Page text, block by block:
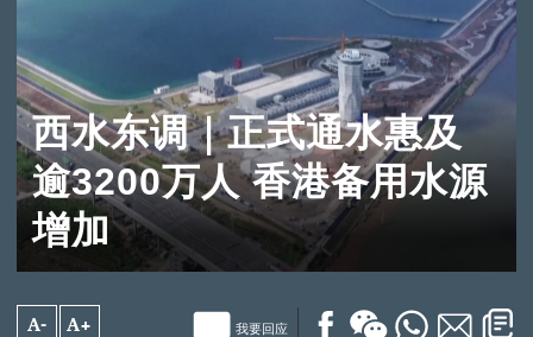
西水东调｜正式通水惠及
逾3200万人 香港备用水源
增加
A- A+ 我要回应